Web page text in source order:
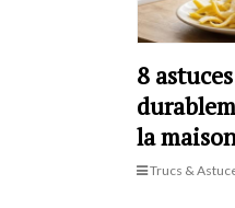
8
la
Trucs &